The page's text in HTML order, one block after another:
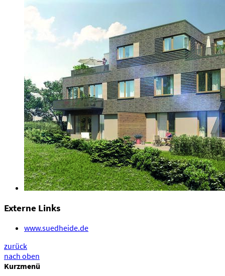
Externe Links
www.suedheide.de
zurück
nach oben
Kurzmenü